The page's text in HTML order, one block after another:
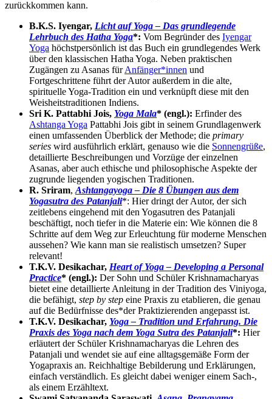
zurückkommen kann.
B.K.S. Iyengar, Licht auf Yoga – Das grundlegende
Lehrbuch des Hatha Yoga*: Vom Begründer des Iyengar
Yoga höchstpersönlich ist das Buch ein grundlegendes Werk
über den klassischen Hatha Yoga. Neben praktischen
Zugängen zu Asanas fürAnfänger*innen und
Fortgeschrittene führt der Autor außerdem in die alte,
spirituelle Yoga-Tradition ein und verknüpft diese mit den
Weisheitstraditionen Indiens.
Sri K. Pattabhi Jois, Yoga Mala* (engl.): Erfinder des
Ashtanga Yoga Pattabhi Jois gibt in seinem Grundlagenwerk
einen umfassenden Überblick der Methode; die primary
series wird ausführlich erklärt, genauso wie die Sonnengrüße,
detaillierte Beschreibungen und Vorzüge der einzelnen
Asanas, aber auch ethische und philosophische Aspekte der
zugrunde liegenden yogischen Traditionen.
R. Sriram,Ashtangayoga – Die 8 Übungen aus dem
Yogasutra des Patanjali*: Hier dringt der Autor, der sich
zeitlebens eingehend mit den Yogasutren des Patanjali
beschäftigt, noch tiefer in die Materie ein: Wie können die 8
Schritte auf dem Weg zur Erleuchtung für moderne Menschen
aussehen? Wie kann man sie realistisch umsetzen? Super
relevant!
T.K.V. Desikachar, Heart of Yoga – Developing a Personal
Practice* (engl.): Der Sohn und Schüler Krishnamacharyas
bietet eine detaillierte Anleitung in der Tradition des Viniyoga,
die befähigt, step by step eine Praxis zu etablieren, die genau
auf die Bedürfnisse des*der Praktizierenden angepasst ist.
T.K.V. Desikachar, Yoga – Tradition und Erfahrung. Die
Praxis des Yoga nach dem Yoga Sutra des Patanjali*: Hier
erläutert der Schüler Krishnamacharyas die Lehren des
Patanjali und wendet sie auf eine alltagsgemäße Form der
Yogapraxis an. Reichhaltige Bebilderung und Erklärungen,
einfach verständlich. Es gleicht dabei weniger einem Sach-,
als einem Erzähltext.